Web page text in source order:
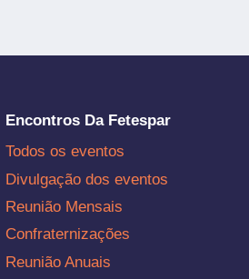
Encontros Da Fetespar
Todos os eventos
Divulgação dos eventos
Reunião Mensais
Confraternizações
Reunião Anuais